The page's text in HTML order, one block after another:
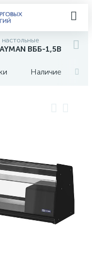
ВББ-1,5В
Наличие